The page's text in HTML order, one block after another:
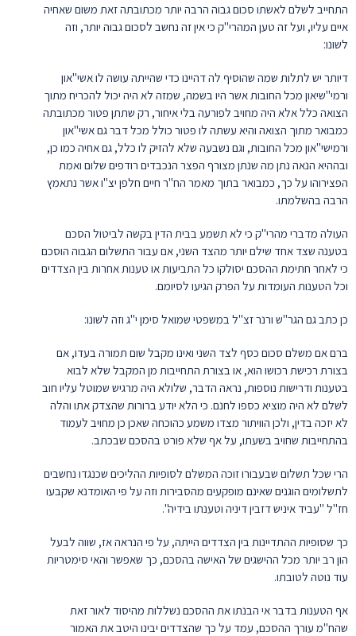
התחייב לשלם לאשתו סכום גבוה הרבה יותר מכתובתה זאת משום שאחיה
איים עליו, ועל זה טען המהרי"ק כי אין זה נחשב לסכום גבוה יותר, וזה
לשונו:
דיותר יש לתלות שמה שהוסיף לה דהיינו כדי שהייתה עושה לו אשי"און
ורמי"שיאון מכל החובות אשר היו בשמה, שמזה לא היה יכול להכריח מתוך
הצואה כלל אלא היה מחויב לפורעה בלי איחור, רק שתתן פטור מכתובתה
כמבואר מתוך הצואה והיא עשתה לו פטור כולל מכל דבר גם אשי"און
ורמישי"און מכל החובות, וגם נשבעה שלא להזיק לו כלל, גם אחיה כמו כן,
ובההיא הנאה נתן מה שנתן מצורף הפצר הנכבדים רודפים שלום ואמת
הפצירוהו על כך, כמבואר בתוך מאמר הח"ר חיים חלפן יצ"ו אשר נתאמץ
הרבה בהשלמתו.
העולה מדברי מהרי"ק כי לא תשמע בבית הדין בקשה לביטול הסכם
בטענה שצד אחד שילם יותר מהצד השני, אם עבור התשלום הגבוה הוסכם
כי לאחר חתימת ההסכם יסולקו כל התביעות או טענות אחרות בין הצדדים
וכל הטענות העומדות על הפרק הגיעו לסיומם.
כן כתב גם הגר"ש ורנר זצ"ל במשפטי שמואל סימן י"ג וזה לשונו:
ברם אם משלם סכום כסף לצד השני ואינו מקבל שום תמורה בעדו, אם
בצורת רכישת רכושו הוא, או בצורת התחייבות מן המקבל שלא לבוא
בטענות ודרישות נוספות, נראה הדבר, שלולא היה מרגיש שמוטל עליו חוב
לשלם לא היה מוציא כספו לחנם. כי הלא יודע ברורות שהצדק אתו והלה
לא יזכה בדין, ולכן הוויתור מצדו משמע כהוכחה שאכן כן מחויב לעמוד
בהתחייבות שחויב בשעתו, על אף שלא פורט בהסכם שבכתב.
הרי שכל תשלום שבעבורו זוכה המשלם לסופיות ההליכים שכנגדו נחשבים
לתשלומים הוגנים שאינם מופקעים מהסבירות וזה על פי האומדנא שקבעו
חז"ל "עביד איניש דזבין דיניה וטענתו בידיה".
כך שסופיות ההתדיינות בין הצדדים הייתה, על פי הנראה אז, שווה לבעל
הון רב יותר מכל ההישגים של האישה בהסכם, כך שאפשר והאי סימטריות
עוד נוטה לטובתו.
אף הטענות בדבר אי הבנתו את ההסכם נשללות מהיסוד לאור זאת
שהח"מ עורך ההסכם, עמד על כך שהצדדים יבינו היטב את האמור